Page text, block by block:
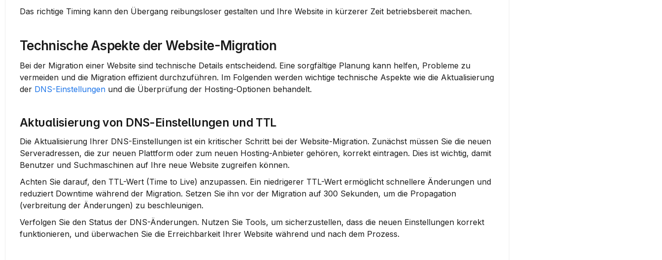
Das richtige Timing kann den Übergang reibungsloser gestalten und Ihre Website in kürzerer Zeit betriebsbereit machen.
Technische Aspekte der Website-Migration
Bei der Migration einer Website sind technische Details entscheidend. Eine sorgfältige Planung kann helfen, Probleme zu
vermeiden und die Migration effizient durchzuführen. Im Folgenden werden wichtige technische Aspekte wie die Aktualisierung
der DNS-Einstellungen und die Überprüfung der Hosting-Optionen behandelt.
Aktualisierung von DNS-Einstellungen und TTL
Die Aktualisierung Ihrer DNS-Einstellungen ist ein kritischer Schritt bei der Website-Migration. Zunächst müssen Sie die neuen
Serveradressen, die zur neuen Plattform oder zum neuen Hosting-Anbieter gehören, korrekt eintragen. Dies ist wichtig, damit
Benutzer und Suchmaschinen auf Ihre neue Website zugreifen können.
Achten Sie darauf, den TTL-Wert (Time to Live) anzupassen. Ein niedrigerer TTL-Wert ermöglicht schnellere Änderungen und
reduziert Downtime während der Migration. Setzen Sie ihn vor der Migration auf 300 Sekunden, um die Propagation
(verbreitung der Änderungen) zu beschleunigen.
Verfolgen Sie den Status der DNS-Änderungen. Nutzen Sie Tools, um sicherzustellen, dass die neuen Einstellungen korrekt
funktionieren, und überwachen Sie die Erreichbarkeit Ihrer Website während und nach dem Prozess.